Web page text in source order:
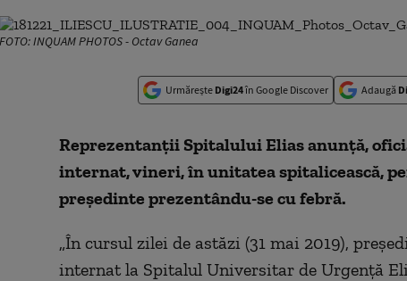
FOTO: INQUAM PHOTOS - Octav Ganea
Urmărește Digi24în Google Discover Adaugă
Reprezentanții Spitalului Elias anunță,
internat, vineri, în unitatea spitalicească,
președinte prezentându-se cu febră.
„În cursul zilei de astăzi (31 mai 2019),
internat la Spitalul Universitar de Urgență